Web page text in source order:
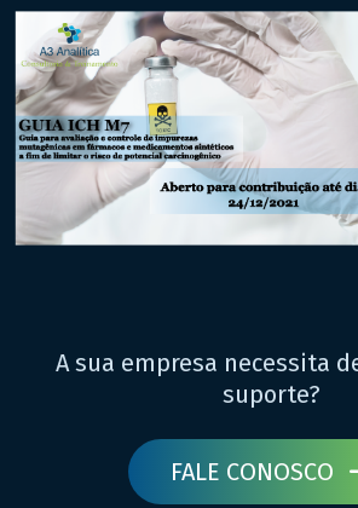
A sua empresa necessita
suporte?
FALE CONOSCO